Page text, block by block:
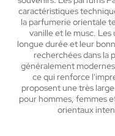
caractéristiques
la parfumerie orientale
vanille et le musc. Les
longue durée et leur
recherchées dans la
généralement
ce qui renforce
proposent une très
pour hommes, femmes
orientaux